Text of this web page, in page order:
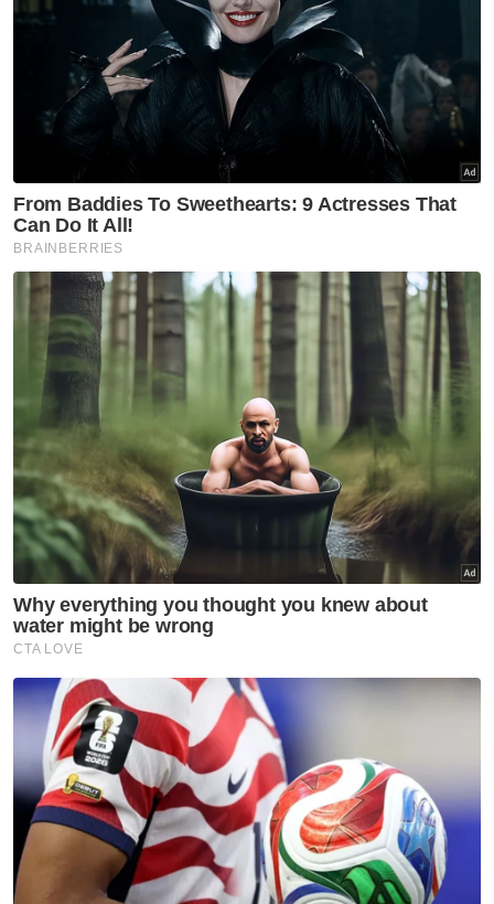
Juga satu lagi misteri orang hilang melibatkan
Muhammad Akmal Hakimi Ishak, 20, seorang
pelajar dari Taman Makmur, Kluang yang
hilang di Pulau Mawar, Mersing pada 3
Februari 2023.
Itu hanya sebahagian peristiwa orang hilang
yang dipaparkan di media massa sebelum ini.
Sehingga artikel ini ditulis, insiden orang
hilang masih terus berlaku di negara kita.
Malah, mungkin ada lagi kes-kes orang hilang
ini yang masih belum dilaporkan kepada
pihak berkuasa.
Berita Telus & Tulus menerusi E-Mel setiap
hari!
Itu belum lagi termasuk kes orang hilang
yang sebenarnya telah ‘dilarikan’ ke negara
jiran untuk dipaksa bekerja sebagai scammer.
Melihat kepada situasi itu, timbul persoalan
mengapa insiden orang hilang ini seolah-olah